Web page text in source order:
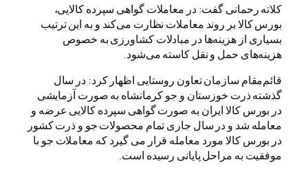
کلاته رحمانی گفت: در معاملات گواهی سپرده کالایی،
بورس کالا بر روند معاملات نظارت می‌کند و به این ترتیب
بسیاری از هزینه‌ها در مبادلات کشاورزی به خصوص
هزینه‌های حمل و نقل کاسته می‌شود.
قائم‌مقام سازمان تعاون روستایی اظهار کرد: در سال
گذشته ذرت خوزستان و جو کرمانشاه به صورت آزمایشی
در بورس کالا ایران به صورت گواهی سپرده کالایی عرضه و
معامله شد و در سال جاری تمام محصولات جو و ذرت کشور
در بورس کالا مورد معامله قرار می گیرد که معاملات جو با
موفقیت به مراحل پایانی رسیده است.